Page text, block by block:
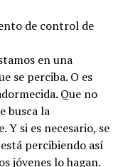
de control de
en una
se perciba. O es
Que no
busca la
Y si es necesario, se
percibiendo así
jóvenes lo hagan.